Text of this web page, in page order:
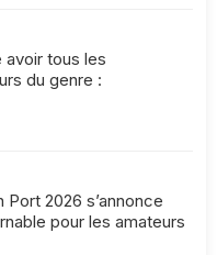
tous les
du genre :
2026 s’annonce
pour les amateurs